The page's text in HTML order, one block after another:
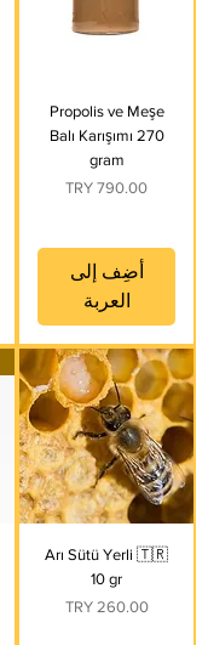
Propolis ve Meşe
Balı Karışımı 270
gram
السعر
أضِف إلى
العربة
Arı Sütü Yerli 🇹🇷
10 gr
السعر‏260.00 TRY